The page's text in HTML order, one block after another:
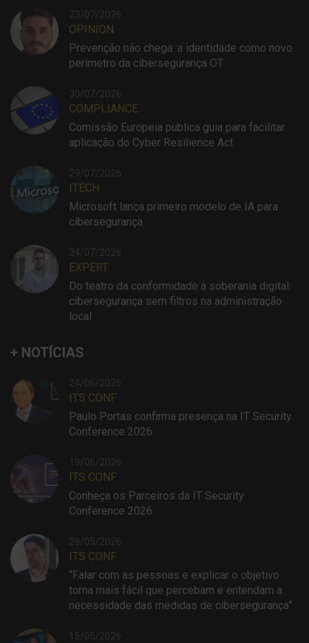
23/07/2026
OPINION
Prevenção não chega: a identidade como novo
perímetro da cibersegurança OT
30/07/2026
COMPLIANCE
Comissão Europeia publica guia para facilitar
aplicação do Cyber Resilience Act
29/07/2026
ITECH
Microsoft lança primeiro modelo de IA para
cibersegurança
24/07/2026
EXPERT
Do teatro da conformidade à soberania digital:
cibersegurança sem filtros na administração
local
+ NOTÍCIAS
24/06/2026
ITS CONF
Paulo Portas confirma presença na IT Security
Conference 2026
19/06/2026
ITS CONF
Conheça os Parceiros da IT Security
Conference 2026
28/05/2026
ITS CONF
“Falar com as pessoas e explicar o objetivo
torna mais fácil que percebam e entendam a
necessidade das medidas de cibersegurança”
15/05/2026